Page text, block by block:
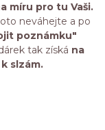
míru pro tu Vaši.
neváhejte a po
poznámku"
tak získá na
slzám.